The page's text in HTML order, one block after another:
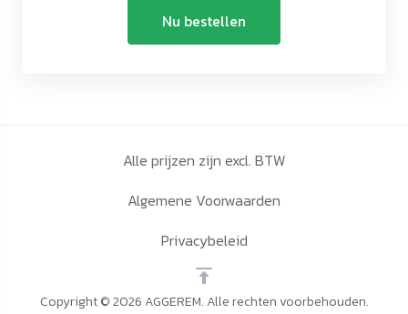
Nu bestellen
Copyright © 2026 AGGEREM. Alle rechten voorbehouden.
Alle prijzen zijn excl. BTW
Algemene Voorwaarden
Privacybeleid